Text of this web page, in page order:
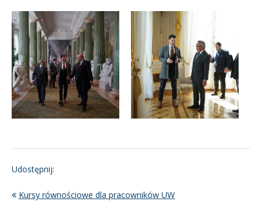
Udostępnij:
Kursy równościowe dla pracowników UW